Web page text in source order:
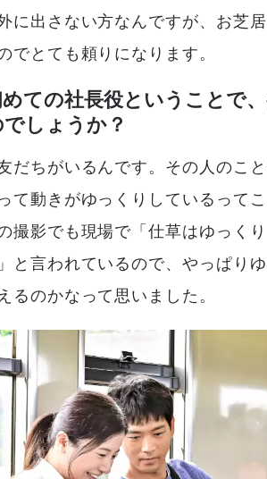
に出さない方なんですが、お芝
でとても頼りになります。
ての社長役ということで
しょうか？
だちがいるんです。その人のこ
て動きがゆっくりしているって
撮影でも現場で「仕草はゆっく
と言われているので、やっぱり
るのかなって思いました。